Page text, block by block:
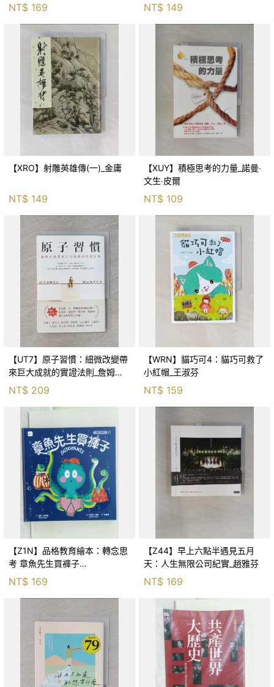
NT$ 169 NT$ 149
【XRO】射雕英雄傳(一)_金庸
NT$ 149
【XUY】積極思考的力量_諾曼‧
文生‧皮爾
NT$ 109
【UT7】原子習慣：細微改變帶
來巨大成就的實證法則_詹姆斯‧
克利爾, 蔡世偉
NT$ 209
【WRN】貓巧可4：貓巧可救了
小紅帽_王淑芬
NT$ 159
【Z1N】品格教育繪本：轉念思
考 章魚先生買褲子
(Octopants)_蘇西‧西尼爾, 黃筱
NT$ 169
【Z44】早上六點半遇見五月
天：人生無限公司紀實_趙雅芬
NT$ 169